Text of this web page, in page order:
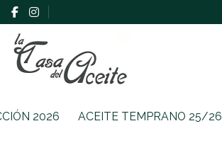
2026 ACEITE TEMPRANO 25/26